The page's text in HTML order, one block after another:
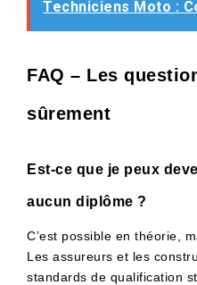
Techniciens Moto :
FAQ – Les
sûrement
Est-ce que je peux
aucun diplôme ?
C’est possible en théorie,
Les assureurs et les
standards de qualification